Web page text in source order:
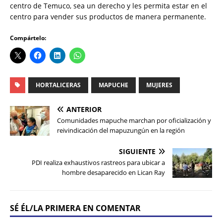
centro de Temuco, sea un derecho y les permita estar en el
centro para vender sus productos de manera permanente.
Compártelo:
HORTALICERAS MAPUCHE MUJERES
ANTERIOR
Comunidades mapuche marchan por oficialización y
reivindicación del mapuzungún en la región
SIGUIENTE
PDI realiza exhaustivos rastreos para ubicar a
hombre desaparecido en Lican Ray
SÉ ÉL/LA PRIMERA EN COMENTAR